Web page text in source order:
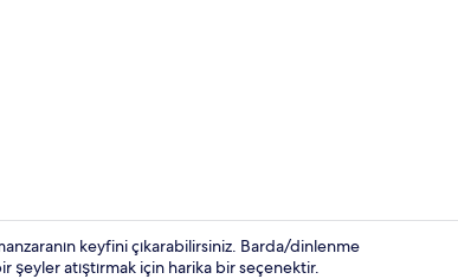
keyfini çıkarabilirsiniz. Barda/dinlenme
şeyler atıştırmak için harika bir seçenektir.